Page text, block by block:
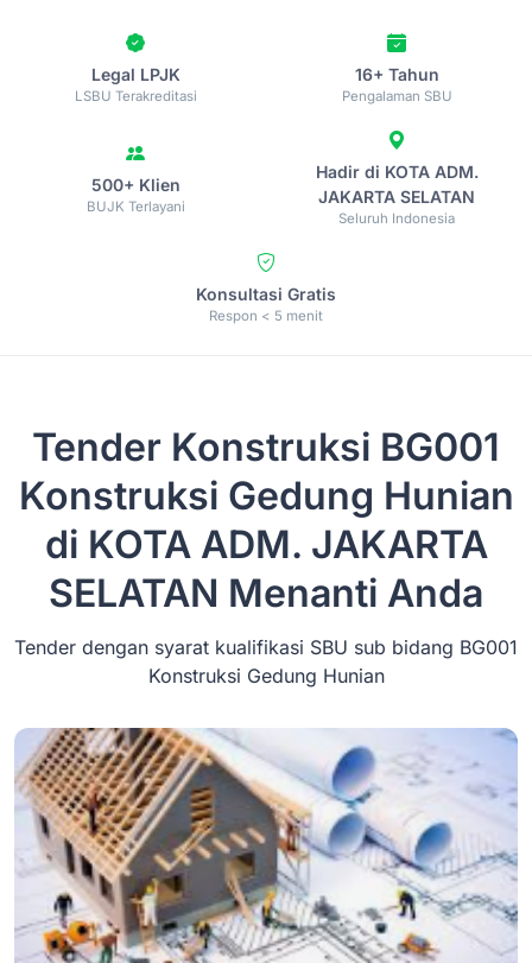
Legal LPJK
LSBU Terakreditasi
16+ Tahun
Pengalaman SBU
500+ Klien
BUJK Terlayani
Hadir di KOTA ADM.
JAKARTA SELATAN
Seluruh Indonesia
Konsultasi Gratis
Respon < 5 menit
Tender Konstruksi BG001
Konstruksi Gedung Hunian
di KOTA ADM. JAKARTA
SELATAN Menanti Anda
Tender dengan syarat kualifikasi SBU sub bidang BG001
Konstruksi Gedung Hunian